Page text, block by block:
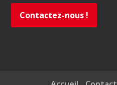
:
Contactez-nous !